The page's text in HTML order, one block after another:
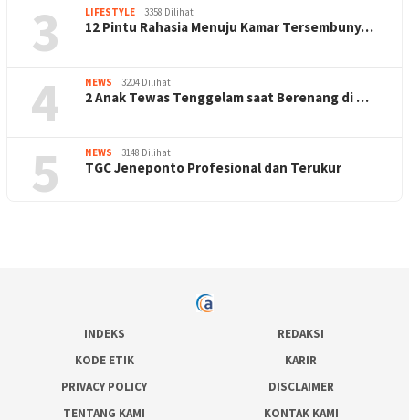
3 LIFESTYLE 3358 Dilihat
12 Pintu Rahasia Menuju Kamar Tersembuny…
4 NEWS 3204 Dilihat
2 Anak Tewas Tenggelam saat Berenang di …
5 NEWS 3148 Dilihat
TGC Jeneponto Profesional dan Terukur
INDEKS
REDAKSI
KODE ETIK
KARIR
PRIVACY POLICY
DISCLAIMER
TENTANG KAMI
KONTAK KAMI